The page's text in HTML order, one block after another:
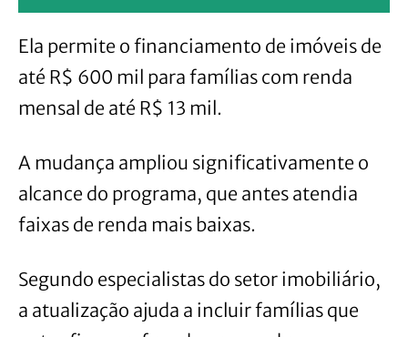
Ela permite o financiamento de imóveis de
até R$ 600 mil para famílias com renda
mensal de até R$ 13 mil.
A mudança ampliou significativamente o
alcance do programa, que antes atendia
faixas de renda mais baixas.
Segundo especialistas do setor imobiliário,
a atualização ajuda a incluir famílias que